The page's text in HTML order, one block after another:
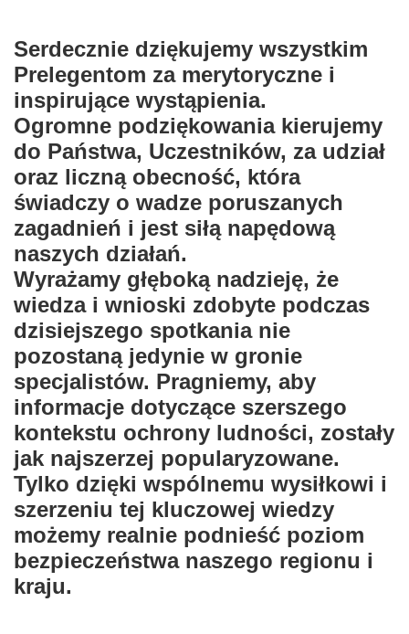
Serdecznie dziękujemy wszystkim
Prelegentom za merytoryczne i
inspirujące wystąpienia.
Ogromne podziękowania kierujemy
do Państwa, Uczestników, za udział
oraz liczną obecność, która
świadczy o wadze poruszanych
zagadnień i jest siłą napędową
naszych działań.
Wyrażamy głęboką nadzieję, że
wiedza i wnioski zdobyte podczas
dzisiejszego spotkania nie
pozostaną jedynie w gronie
specjalistów. Pragniemy, aby
informacje dotyczące szerszego
kontekstu ochrony ludności, zostały
jak najszerzej popularyzowane.
Tylko dzięki wspólnemu wysiłkowi i
szerzeniu tej kluczowej wiedzy
możemy realnie podnieść poziom
bezpieczeństwa naszego regionu i
kraju.